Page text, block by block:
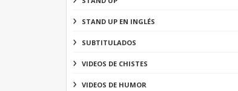
STAND UP EN INGLÉS
SUBTITULADOS
VIDEOS DE CHISTES
VIDEOS DE HUMOR